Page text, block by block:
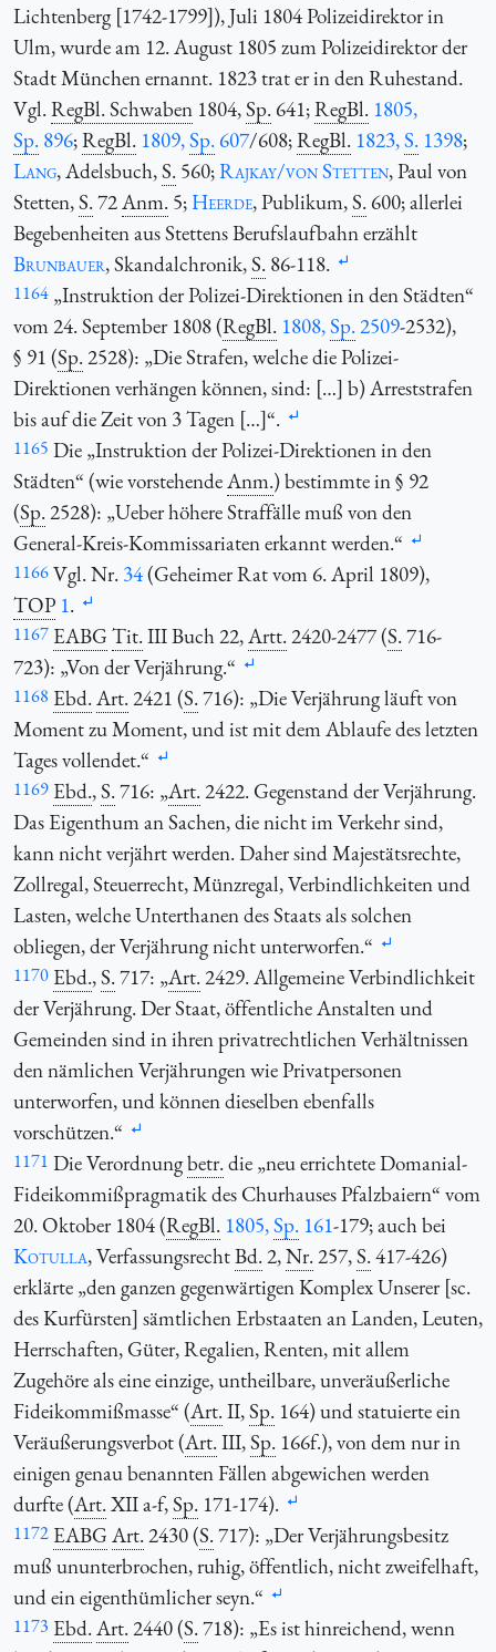
Lichtenberg [1742-1799]), Juli 1804 Polizeidirektor in
Ulm, wurde am 12. August 1805 zum Polizeidirektor der
Stadt München ernannt. 1823 trat er in den Ruhestand.
Vgl.RegBl. Schwaben 1804,Sp. 641;RegBl. 1805,
Sp. 896;RegBl. 1809,Sp. 607/608;RegBl. 1823,S. 1398;
Lang, Adelsbuch,S. 560;Rajkay/von Stetten, Paul von
Stetten,S.72Anm. 5; Heerde, Publikum,S. 600; allerlei
Begebenheiten aus Stettens Berufslaufbahn erzählt
Brunbauer, Skandalchronik,S. 86-118.
1164 „Instruktion der Polizei-Direktionen in den Städten“
vom 24. September 1808 (RegBl. 1808,Sp.2509-2532),
§ 91 (Sp.2528): „Die Strafen, welche die Polizei-
Direktionen verhängen können, sind: […] b) Arreststrafen
bis auf die Zeit von 3 Tagen […]“.
1165 Die „Instruktion der Polizei-Direktionen in den
Städten“ (wie vorstehendeAnm.) bestimmte in § 92
(Sp.2528): „Ueber höhere Straffälle muß von den
General-Kreis-Kommissariaten erkannt werden.“
1166Vgl. Nr. 34(Geheimer Rat vom 6. April 1809),
TOP 1.
1167 EABG Tit.III Buch 22,Artt.2420-2477 (S.716-
723): „Von der Verjährung.“
1168 Ebd.Art.2421 (S.716): „Die Verjährung läuft von
Moment zu Moment, und ist mit dem Ablaufe des letzten
Tages vollendet.“
1169 Ebd.,S.716: „Art.2422. Gegenstand der Verjährung.
Das Eigenthum an Sachen, die nicht im Verkehr sind,
kann nicht verjährt werden. Daher sind Majestätsrechte,
Zollregal, Steuerrecht, Münzregal, Verbindlichkeiten und
Lasten, welche Unterthanen des Staats als solchen
obliegen, der Verjährung nicht unterworfen.“
1170 Ebd.,S.717: „Art.2429. Allgemeine Verbindlichkeit
der Verjährung. Der Staat, öffentliche Anstalten und
Gemeinden sind in ihren privatrechtlichen Verhältnissen
den nämlichen Verjährungen wie Privatpersonen
unterworfen, und können dieselben ebenfalls
vorschützen.“
1171 Die Verordnungbetr.die „neu errichtete Domanial-
Fideikommißpragmatik des Churhauses Pfalzbaiern“ vom
20. Oktober 1804 (RegBl. 1805,Sp. 161-179; auch bei
Kotulla, VerfassungsrechtBd.2,Nr.257,S.417-426)
erklärte „den ganzen gegenwärtigen Komplex Unserer [sc.
des Kurfürsten] sämtlichen Erbstaaten an Landen, Leuten,
Herrschaften, Güter, Regalien, Renten, mit allem
Zugehöre als eine einzige, untheilbare, unveräußerliche
Fideikommißmasse“ (Art.II,Sp. 164) und statuierte ein
Veräußerungsverbot (Art.III,Sp. 166f.), von dem nur in
einigen genau benannten Fällen abgewichen werden
durfte (Art.XII a-f,Sp. 171-174).
1172 EABG Art.2430 (S.717): „Der Verjährungsbesitz
muß ununterbrochen, ruhig, öffentlich, nicht zweifelhaft,
und ein eigenthümlicher seyn.“
1173 Ebd.Art.2440 (S.718): „Es ist hinreichend, wenn